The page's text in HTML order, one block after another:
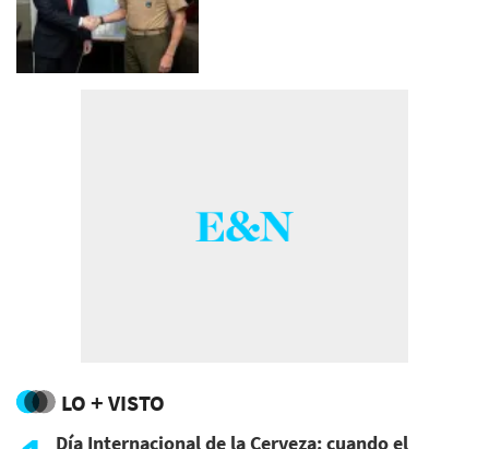
LO + VISTO
Día Internacional de la Cerveza: cuando el